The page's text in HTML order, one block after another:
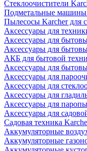
Стеклоочистители
Подметальные машины
Пылесосы Karcher для
Аксессуары для
Аксессуары для
Аксессуары для
АКБ для бытовой
Аксессуары для
Аксессуары для
Аксессуары для
Аксессуары для
Аксессуары для
Аксессуары для
Садовая техника
Аккумуляторные
Аккумуляторные